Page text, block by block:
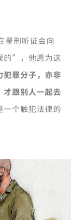
量刑听证会向
的”，他愿为这
犯罪分子，亦非
跟别人一起去
个触犯法律的